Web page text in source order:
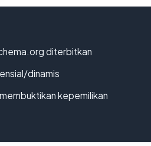
diterbitkan
dinamis
kepemilikan